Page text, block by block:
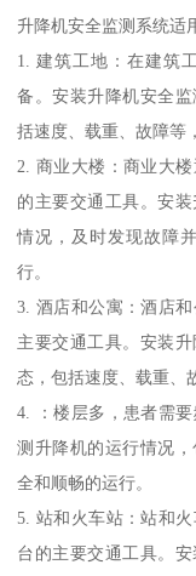
升降机安全监测系统适
1. 建筑工地：在建筑
备。安装升降机安全
括速度、载重、故障等
2. 商业大楼：商业大
的主要交通工具。安
情况，及时发现故障
行。
3. 酒店和公寓：酒店
主要交通工具。安装
态，包括速度、载重、
4. ：楼层多，患者需
测升降机的运行情况
全和顺畅的运行。
5. 站和火车站：站和
台的主要交通工具。